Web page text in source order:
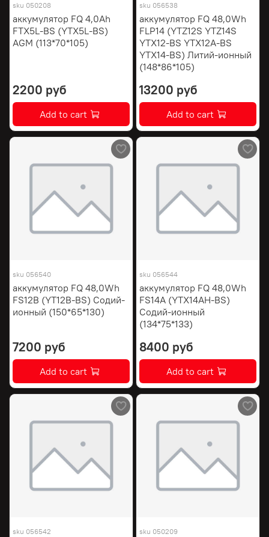
sku 050208
аккумулятор FQ 4,0Ah
FTX5L-BS (YTX5L-BS)
AGM (113*70*105)
2200 руб
Add to cart
sku 056538
аккумулятор FQ 48,0Wh
FLP14 (YTZ12S YTZ14S
YTX12-BS YTX12A-BS
YTX14-BS) Литий-ионный
(148*86*105)
13200 руб
Add to cart
sku 056540
аккумулятор FQ 48,0Wh
FS12B (YT12B-BS) Содий-
ионный (150*65*130)
7200 руб
Add to cart
sku 056544
аккумулятор FQ 48,0Wh
FS14A (YTX14AH-BS)
Содий-ионный
(134*75*133)
8400 руб
Add to cart
sku 056542 sku 050209